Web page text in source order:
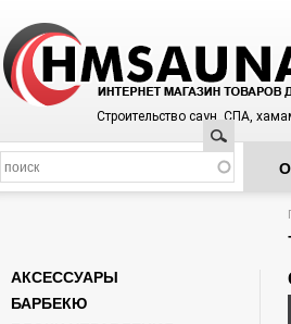
Строительство саун, СПА,
Поиск
АКСЕССУАРЫ
БАРБЕКЮ